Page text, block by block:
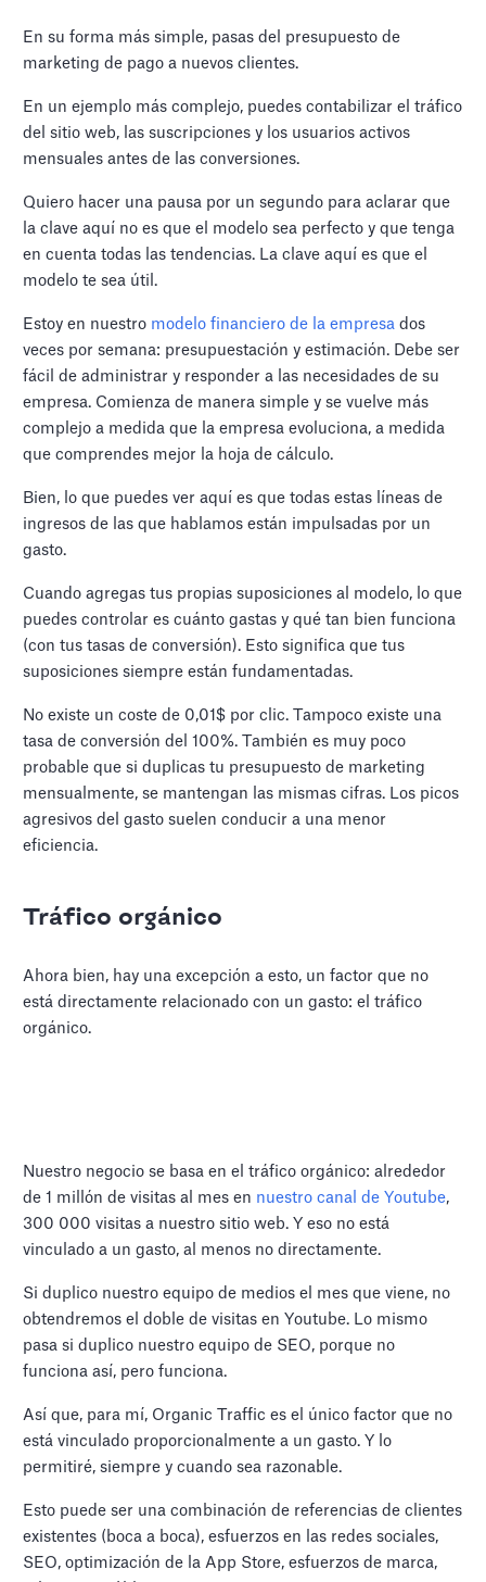
En su forma más simple, pasas del presupuesto de
marketing de pago a nuevos clientes.
En un ejemplo más complejo, puedes contabilizar el tráfico
del sitio web, las suscripciones y los usuarios activos
mensuales antes de las conversiones.
Quiero hacer una pausa por un segundo para aclarar que
la clave aquí no es que el modelo sea perfecto y que tenga
en cuenta todas las tendencias. La clave aquí es que el
modelo te sea útil.
Estoy en nuestro modelo financiero de la empresa dos
veces por semana: presupuestación y estimación. Debe ser
fácil de administrar y responder a las necesidades de su
empresa. Comienza de manera simple y se vuelve más
complejo a medida que la empresa evoluciona, a medida
que comprendes mejor la hoja de cálculo.
Bien, lo que puedes ver aquí es que todas estas líneas de
ingresos de las que hablamos están impulsadas por un
gasto.
Cuando agregas tus propias suposiciones al modelo, lo que
puedes controlar es cuánto gastas y qué tan bien funciona
(con tus tasas de conversión). Esto significa que tus
suposiciones siempre están fundamentadas.
No existe un coste de 0,01$ por clic. Tampoco existe una
tasa de conversión del 100%. También es muy poco
probable que si duplicas tu presupuesto de marketing
mensualmente, se mantengan las mismas cifras. Los picos
agresivos del gasto suelen conducir a una menor
eficiencia.
Tráfico orgánico
Ahora bien, hay una excepción a esto, un factor que no
está directamente relacionado con un gasto: el tráfico
orgánico.
Nuestro negocio se basa en el tráfico orgánico: alrededor
de 1 millón de visitas al mes en nuestro canal de Youtube,
300 000 visitas a nuestro sitio web. Y eso no está
vinculado a un gasto, al menos no directamente.
Si duplico nuestro equipo de medios el mes que viene, no
obtendremos el doble de visitas en Youtube. Lo mismo
pasa si duplico nuestro equipo de SEO, porque no
funciona así, pero funciona.
Así que, para mí, Organic Traffic es el único factor que no
está vinculado proporcionalmente a un gasto. Y lo
permitiré, siempre y cuando sea razonable.
Esto puede ser una combinación de referencias de clientes
existentes (boca a boca), esfuerzos en las redes sociales,
SEO, optimización de la App Store, esfuerzos de marca,